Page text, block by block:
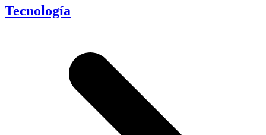
Tecnología